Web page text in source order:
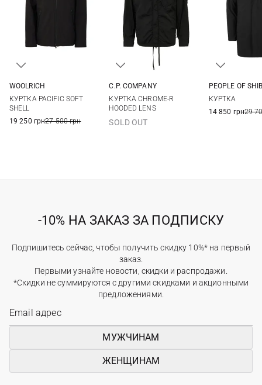
3XL
WOOLRICH
КУРТКА PACIFIC SOFT
SHELL
19 250 грн27 500 грн
XXL
C.P. COMPANY
КУРТКА CHROME-R
HOODED LENS
SOLD OUT
PEOPLE OF
КУРТКА
14 850 грн29
-10% НА ЗАКАЗ ЗА ПОДПИСКУ
Подпишитесь сейчас, чтобы получить скидку 10%* на первый
заказ.
Первыми узнайте новости, скидки и распродажи.
*Скидки не суммируются с другими скидками и акционными
предложениями.
МУЖЧИНАМ
ЖЕНЩИНАМ